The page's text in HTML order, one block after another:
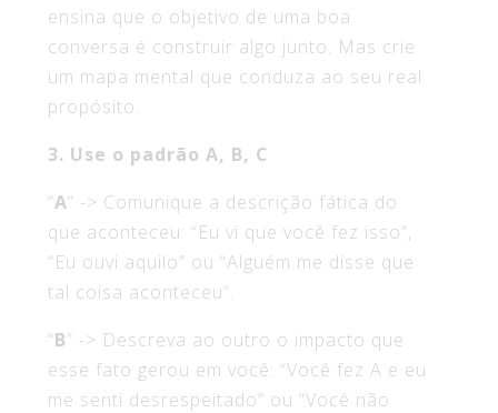
ensina que o objetivo de uma boa
conversa é construir algo junto. Mas crie
um mapa mental que conduza ao seu real
propósito.
3. Use o padrão A, B, C
“A” -> Comunique a descrição fática do
que aconteceu: “Eu vi que você fez isso”,
“Eu ouvi aquilo” ou “Alguém me disse que
tal coisa aconteceu”.
“B” -> Descreva ao outro o impacto que
esse fato gerou em você: “Você fez A e eu
me senti desrespeitado” ou “Você não